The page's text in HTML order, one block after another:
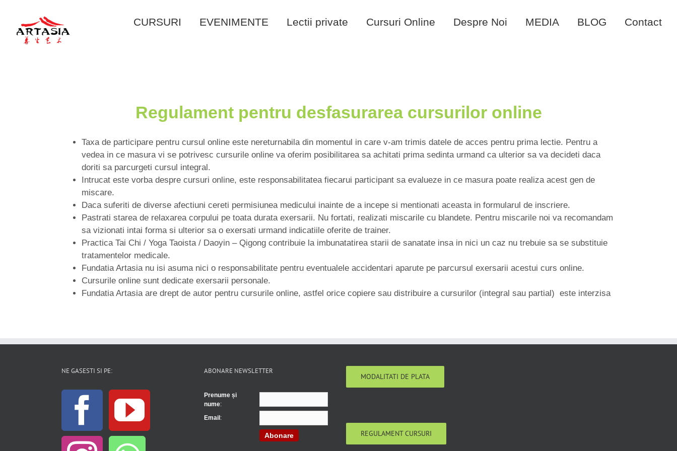
content
CURSURI EVENIMENTE Lectii private Cursuri Online Despre Noi MEDIA BLOG Contact
Regulament pentru desfasurarea cursurilor online
Taxa de participare pentru cursul online este nereturnabila din momentul in care v-am trimis datele de acces pentru prima lectie. Pentru a
vedea in ce masura vi se potrivesc cursurile online va oferim posibilitarea sa achitati prima sedinta urmand ca ulterior sa va decideti daca
doriti sa parcurgeti cursul integral.
Intrucat este vorba despre cursuri online, este responsabilitatea fiecarui participant sa evalueze in ce masura poate realiza acest gen de
miscare.
Daca suferiti de diverse afectiuni cereti permisiunea medicului inainte de a incepe si mentionati aceasta in formularul de inscriere.
Pastrati starea de relaxarea corpului pe toata durata exersarii. Nu fortati, realizati miscarile cu blandete. Pentru miscarile noi va recomandam
sa vizionati intai forma si ulterior sa o exersati urmand indicatiile oferite de trainer.
Practica Tai Chi / Yoga Taoista / Daoyin – Qigong contribuie la imbunatatirea starii de sanatate insa in nici un caz nu trebuie sa se substituie
tratamentelor medicale.
Fundatia Artasia nu isi asuma nici o responsabilitate pentru eventualele accidentari aparute pe parcursul exersarii acestui curs online.
Cursurile online sunt dedicate exersarii personale.
Fundatia Artasia are drept de autor pentru cursurile online, astfel orice copiere sau distribuire a cursurilor (integral sau partial) este interzisa
NE GASESTI SI PE: ABONARE NEWSLETTER
Prenume și
nume:
Email:
Abonare
MODALITATI DE PLATA
REGULAMENT CURSURI